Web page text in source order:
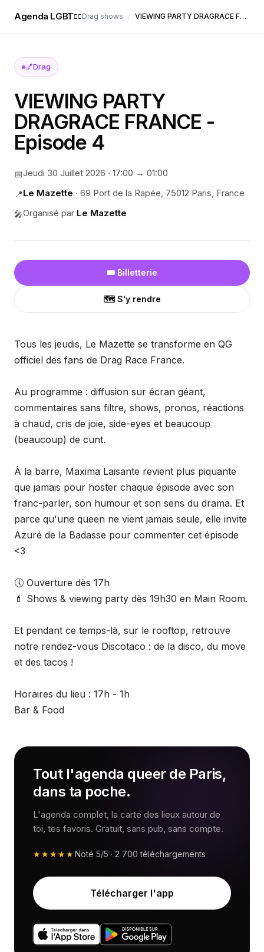
Agenda LGBT🏳️‍🌈Drag shows / VIEWING PARTY DRAGRACE FRANCE - Episode 4
💅Drag
VIEWING PARTY
DRAGRACE FRANCE -
Episode 4
📅Jeudi 30 Juillet 2026 · 17:00 → 01:00
📍Le Mazette · 69 Port de la Rapée, 75012 Paris, France
🎤Organisé par Le Mazette
🎟️ Billetterie
🗺️ S'y rendre
Tous les jeudis, Le Mazette se transforme en QG
officiel des fans de Drag Race France.
Au programme : diffusion sur écran géant,
commentaires sans filtre, shows, pronos, réactions
à chaud, cris de joie, side-eyes et beaucoup
(beaucoup) de cunt.
À la barre, Maxima Laisante revient plus piquante
que jamais pour hoster chaque épisode avec son
franc-parler, son humour et son sens du drama. Et
parce qu'une queen ne vient jamais seule, elle invite
Azuré de la Badasse pour commenter cet épisode
<3
🕔 Ouverture dès 17h
💄 Shows & viewing party dès 19h30 en Main Room.
Et pendant ce temps-là, sur le rooftop, retrouve
notre rendez-vous Discotaco : de la disco, du move
et des tacos !
Horaires du lieu : 17h - 1h
Bar & Food
Tout l'agenda queer de Paris,
dans ta poche.
L'agenda complet, la carte des lieux autour de
toi, tes favoris. Gratuit, sans pub, sans compte.
★★★★★Noté 5/5 · 2 700 téléchargements
Télécharger l'app